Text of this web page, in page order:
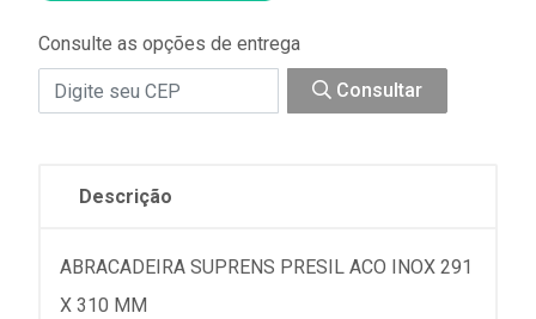
Consulte as opções de entrega
Consultar
Descrição
ABRACADEIRA SUPRENS PRESIL ACO INOX 291
X 310 MM